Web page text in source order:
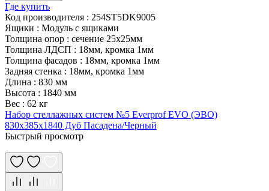
Где купить
Код производителя : 254ST5DK9005
Ящики : Модуль с ящиками
Толщина опор : сечение 25х25мм
Толщина ЛДСП : 18мм, кромка 1мм
Толщина фасадов : 18мм, кромка 1мм
Задняя стенка : 18мм, кромка 1мм
Длина : 830 мм
Высота : 1840 мм
Вес : 62 кг
Набор стеллажных систем №5 Everprof EVO (ЭВО)
830x385x1840 Дуб Пасадена/Черный
Быстрый просмотр